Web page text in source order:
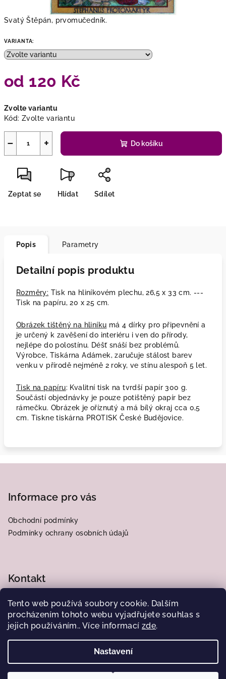
Tento web používá soubory cookie. Dalším
procházením tohoto webu vyjadřujete souhlas s
jejich používáním.. Více informací zde.
Nastavení
Svatý Štěpán, prvomučedník.
VARIANTA:
od 120 Kč
cena:
Zvolte variantu
Kód: Zvolte variantu
+
− Do košíku
Zeptat se Hlídat Sdílet
Popis Parametry
Detailní popis produktu
Rozměry: Tisk na hliníkovém plechu, 26,5 x 33 cm. ---
Tisk na papíru, 20 x 25 cm.
Obrázek tištěný na hliníku má 4 dírky pro připevnění a
je určený k zavěšení do interiéru i ven do přírody,
nejlépe do polostínu. Déšť snáší bez problémů.
Výrobce, Tiskárna Adámek, zaručuje stálost barev
venku v přírodě nejméně 2 roky, ve stínu alespoň 5 let.
Tisk na papíru: Kvalitní tisk na tvrdší papír 300 g.
Součástí objednávky je pouze potištěný papír bez
rámečku. Obrázek je oříznutý a má bílý okraj cca 0,5
cm. Tiskne tiskárna PROTISK České Budějovice.
Informace pro vás
Obchodní podmínky
Podmínky ochrany osobních údajů
Kontakt
frantiska.j@centrum.cz
776564185
vyhrazena.